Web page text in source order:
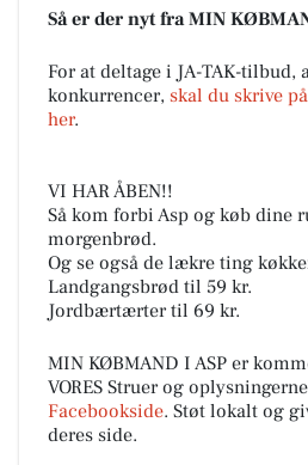
Så er der nyt fra MIN
For at deltage i JA-TAK-
konkurrencer, skal du skrive
her.
VI HAR ÅBEN!!
Så kom forbi Asp og køb dine
morgenbrød.
Og se også de lækre ting
Landgangsbrød til 59 kr.
Jordbærtærter til 69 kr.
MIN KØBMAND I ASP er
VORES Struer og
Facebookside. Støt lokalt og
deres side.